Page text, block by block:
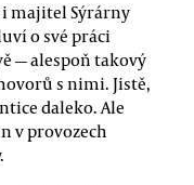
majitel Sýrárny
o své práci
— alespoň takový
s nimi. Jistě,
daleko. Ale
v provozech